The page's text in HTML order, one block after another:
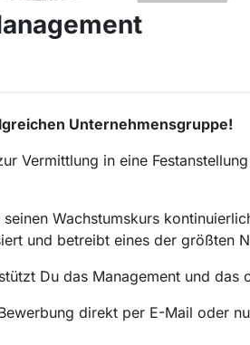
Unternehmensgruppe!
Vermittlung in eine
Wachstumskurs
und betreibt eines der größten
Du das Management und das
direkt per E-Mail oder